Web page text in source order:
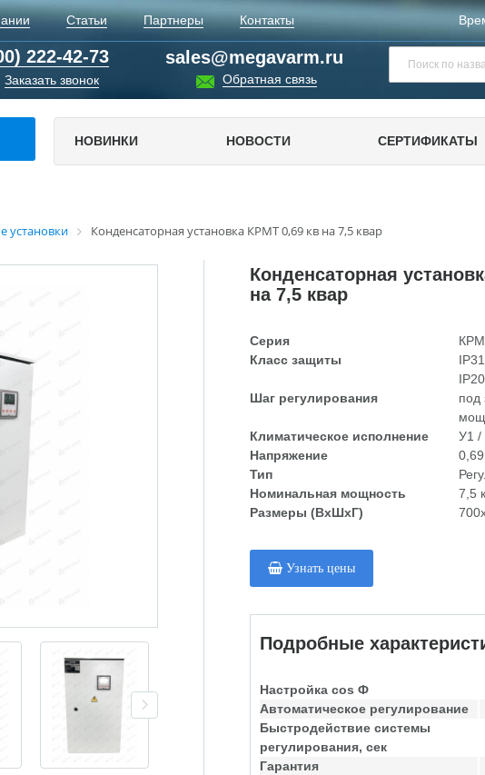
Статьи Партнеры Контакты
222-42-73
Заказать звонок
sales@megavarm.ru
Обратная связь
НОВИНКИ НОВОСТИ СЕРТИФИКАТЫ
установки Конденсаторная установка КРМТ 0,69 кв на 7,5 квар
Конденсаторная
на 7,5 квар
Серия
Класс защиты
Шаг регулирования
под
Климатическое исполнение
У1 /
Напряжение
Тип
Номинальная мощность
7,5
Размеры (ВхШхГ)
Узнать цены
Подробные
Настройка cos Ф
Автоматическое регулирование
Быстродействие системы
регулирования, сек
Гарантия